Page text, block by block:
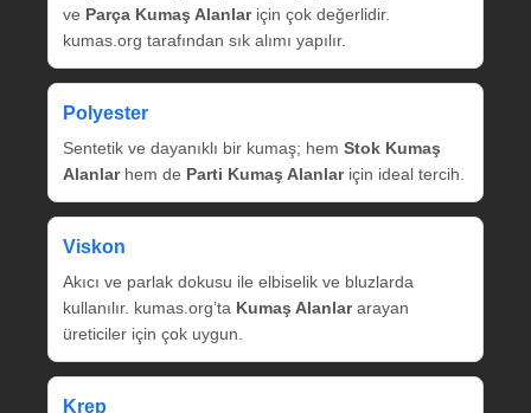
ve Parça Kumaş Alanlariçin çok değerlidir.
kumas.org tarafından sık alımı yapılır.
Polyester
Sentetik ve dayanıklı bir kumaş; hem Stok Kumaş
Alanlarhem de Parti Kumaş Alanlariçin ideal tercih.
Viskon
Akıcı ve parlak dokusu ile elbiselik ve bluzlarda
kullanılır. kumas.org’ta Kumaş Alanlararayan
üreticiler için çok uygun.
Krep